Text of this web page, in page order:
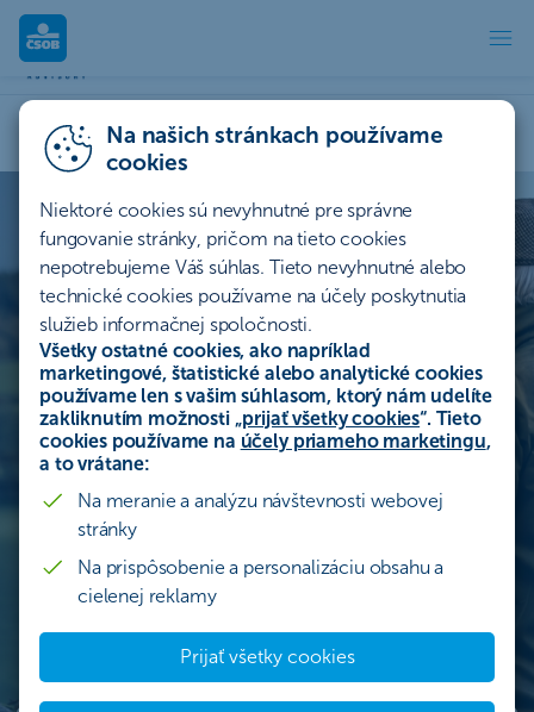
Na našich stránkach používame
cookies
Niektoré cookies sú nevyhnutné pre správne
fungovanie stránky, pričom na tieto cookies
nepotrebujeme Váš súhlas. Tieto nevyhnutné alebo
technické cookies používame na účely poskytnutia
služieb informačnej spoločnosti.
Všetky ostatné cookies, ako napríklad
marketingové, štatistické alebo analytické cookies
používame len s vašim súhlasom, ktorý nám udelíte
zakliknutím možnosti „prijať všetky cookies“. Tieto
cookies používame na účely priameho marketingu,
a to vrátane:
Na meranie a analýzu návštevnosti webovej
stránky
Na prispôsobenie a personalizáciu obsahu a
cielenej reklamy
Prijať všetky cookies
ČSOB Advisory
Riadenie nástupníctva
Manažment štruktúry majetku
Poradenstvo pri predaji firmy
ČSOB Advisory
Dobrý príbeh si
zaslúži pokračovanie
V ČSOB Advisory radíme majiteľom firiem na
Ponúkame odborné skúsenosti a expertízu, aby